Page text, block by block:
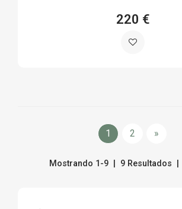
220 €
1 2 »
Mostrando 1-9 | 9 Resultados |